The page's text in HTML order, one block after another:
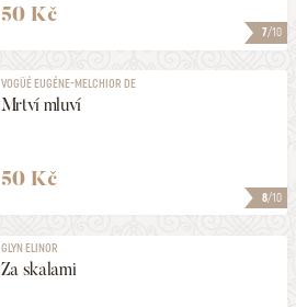
7/10
50 Kč
8/10
VOGÜÉ EUGÉNE-MELCHIOR DE
Mrtví mluví
50 Kč
GLYN ELINOR
Za skalami